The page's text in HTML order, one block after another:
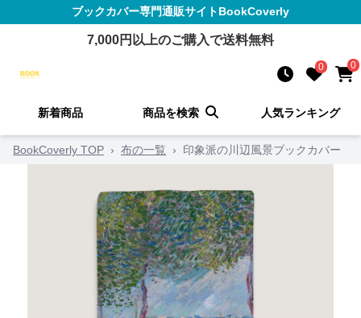
ブックカバー専門通販サイトBookCoverly
7,000円以上のご購入で送料無料
0 0
新着商品 商品を検索 人気ランキング
BookCoverly TOP › 布の一覧 › 印象派の川辺風景ブックカバー